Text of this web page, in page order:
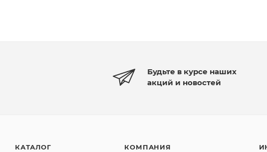
Будьте в курсе наших
акций и новостей
КАТАЛОГ КОМПАНИЯ